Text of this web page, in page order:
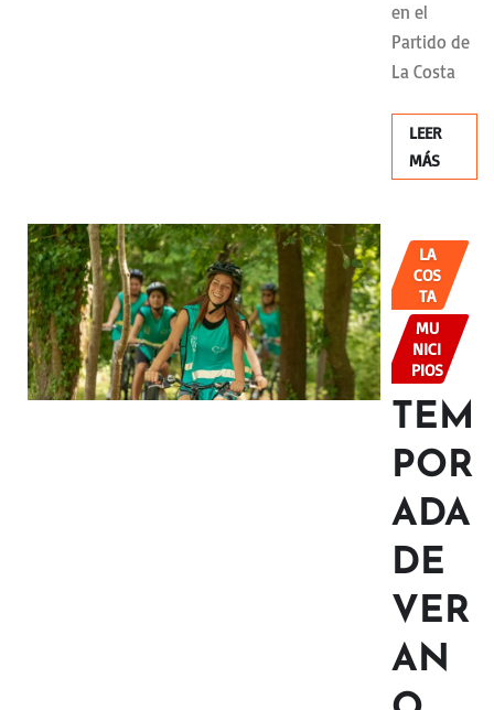
en el
Partido de
La Costa
LEER
MÁS
LA
COS
TA
MU
NICI
PIOS
TEM
POR
ADA
DE
VER
AN